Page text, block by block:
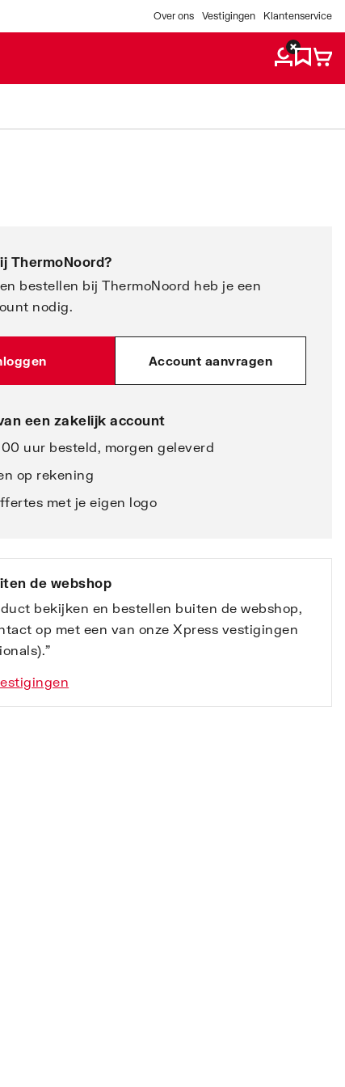
Over ons Vestigingen Klantenservice
ThermoNoord?
bestellen bij ThermoNoord heb je een
nodig.
Account aanvragen
een zakelijk account
uur besteld, morgen geleverd
op rekening
met je eigen logo
de webshop
bekijken en bestellen buiten de webshop,
op met een van onze Xpress vestigingen